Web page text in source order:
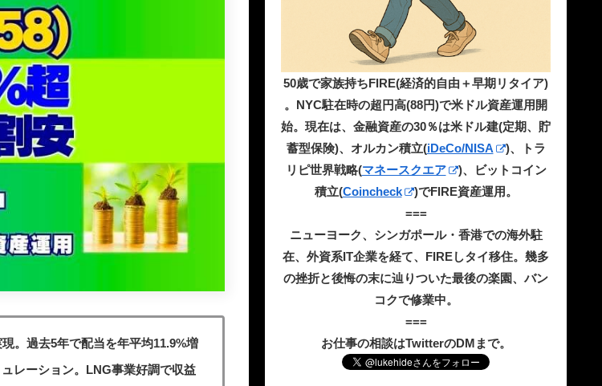
。過去5年で配当を年平均11.9%増
レーション。LNG事業好調で収益
50歳で家族持ちFIRE(経済的自由＋早期リタイア)
。NYC駐在時の超円高(88円)で米ドル資産運用開
始。現在は、金融資産の30％は米ドル建(定期、貯
蓄型保険)、オルカン積立(iDeCo/NISA
)、トラ
リピ世界戦略(マネースクエア
)、ビットコイン
積立(Coincheck
)でFIRE資産運用。
===
ニューヨーク、シンガポール・香港での海外駐
在、外資系IT企業を経て、FIREしタイ移住。幾多
の挫折と後悔の末に辿りついた最後の楽園、バン
コクで修業中。
===
お仕事の相談はTwitterのDMまで。